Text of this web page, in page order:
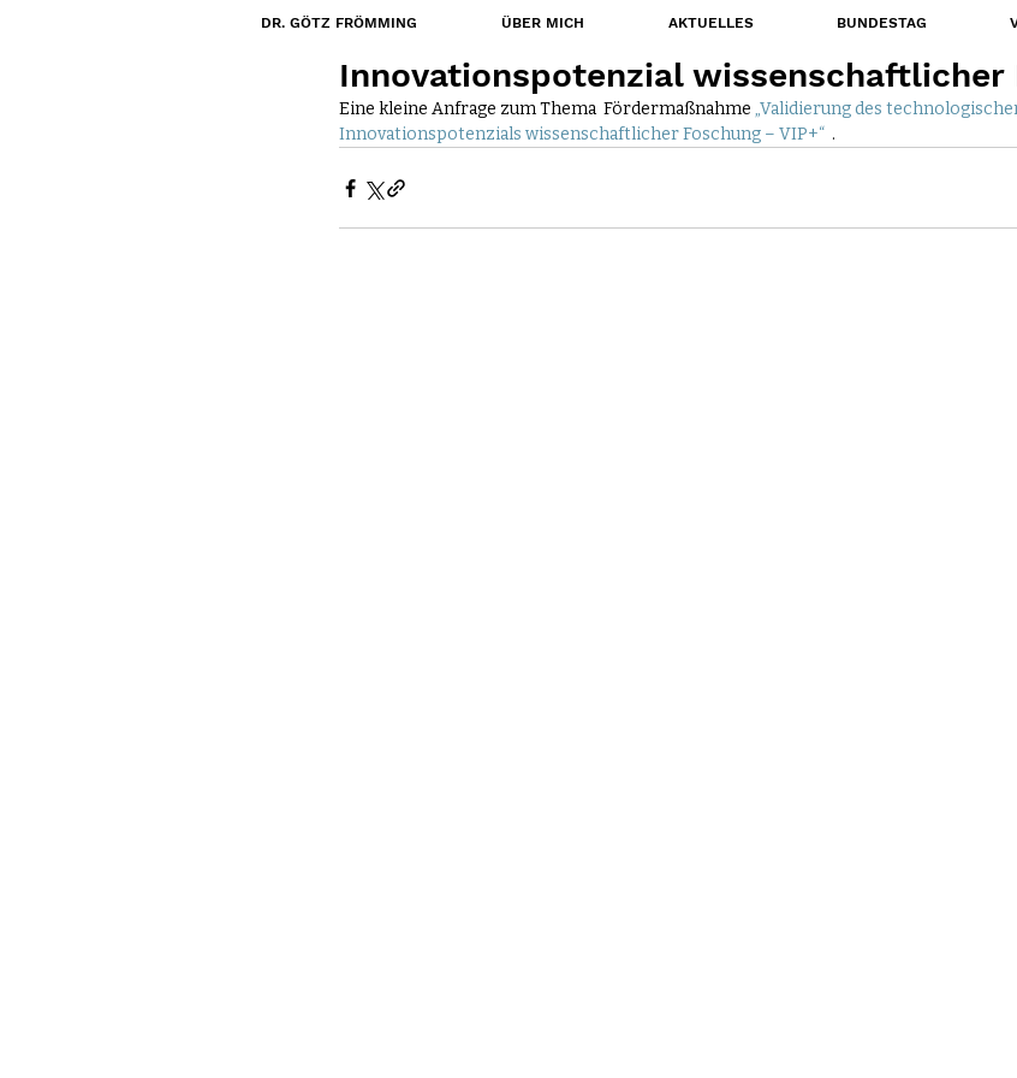
Innovationspotenzial wissenschaftlicher
Eine kleine Anfrage zum Thema  Fördermaßnahme „Validierung des
Innovationspotenzials wissenschaftlicher Foschung – VIP+“ .
DR. GÖTZ FRÖMMING ÜBER MICH AKTUELLES BUNDESTAG